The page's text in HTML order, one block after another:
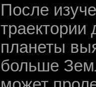
После
траектории
планеты
больше